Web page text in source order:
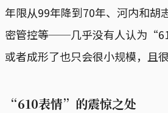
年限从99年降到70年、河内和胡
密管控等──几乎没有人认为
或者成形了也只会很小规模，且
“610表情”的震惊之处